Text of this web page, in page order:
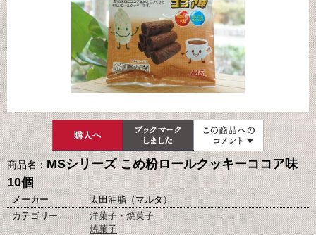
商品名：MSシリーズ こめ粉ロールクッキーココア味
10個
メーカー
太田油脂（マルタ）
カテゴリー
洋菓子・焼菓子
焼菓子